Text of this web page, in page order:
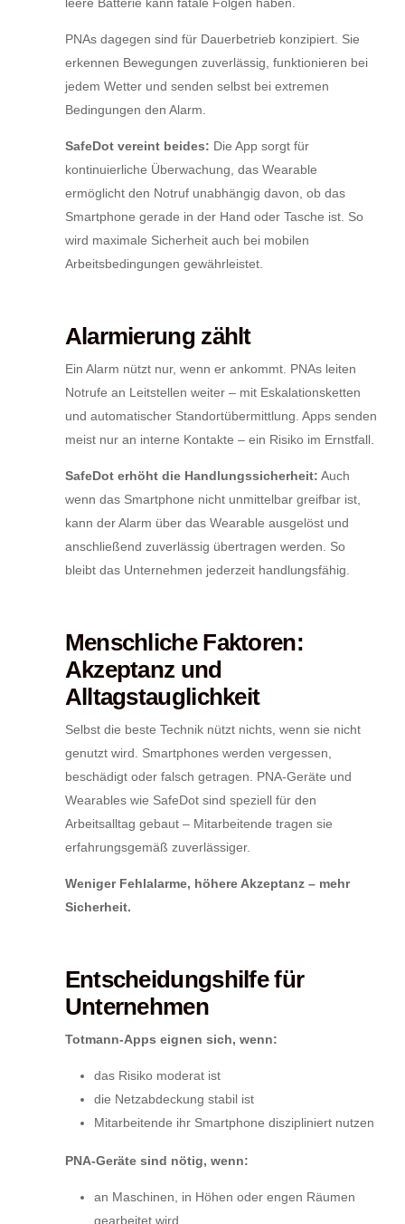
PNAs dagegen sind für Dauerbetrieb konzipiert. Sie
erkennen Bewegungen zuverlässig, funktionieren bei
jedem Wetter und senden selbst bei extremen
Bedingungen den Alarm.
SafeDot vereint beides: Die App sorgt für
kontinuierliche Überwachung, das Wearable
ermöglicht den Notruf unabhängig davon, ob das
Smartphone gerade in der Hand oder Tasche ist. So
wird maximale Sicherheit auch bei mobilen
Arbeitsbedingungen gewährleistet.
Alarmierung zählt
Ein Alarm nützt nur, wenn er ankommt. PNAs leiten
Notrufe an Leitstellen weiter – mit Eskalationsketten
und automatischer Standortübermittlung. Apps senden
meist nur an interne Kontakte – ein Risiko im Ernstfall.
SafeDot erhöht die Handlungssicherheit: Auch
wenn das Smartphone nicht unmittelbar greifbar ist,
kann der Alarm über das Wearable ausgelöst und
anschließend zuverlässig übertragen werden. So
bleibt das Unternehmen jederzeit handlungsfähig.
Menschliche Faktoren:
Akzeptanz und
Alltagstauglichkeit
Selbst die beste Technik nützt nichts, wenn sie nicht
genutzt wird. Smartphones werden vergessen,
beschädigt oder falsch getragen. PNA-Geräte und
Wearables wie SafeDot sind speziell für den
Arbeitsalltag gebaut – Mitarbeitende tragen sie
erfahrungsgemäß zuverlässiger.
Weniger Fehlalarme, höhere Akzeptanz – mehr
Sicherheit.
Entscheidungshilfe für
Unternehmen
Totmann-Apps eignen sich, wenn:
das Risiko moderat ist
die Netzabdeckung stabil ist
Mitarbeitende ihr Smartphone diszipliniert nutzen
PNA-Geräte sind nötig, wenn:
an Maschinen, in Höhen oder engen Räumen
gearbeitet wird